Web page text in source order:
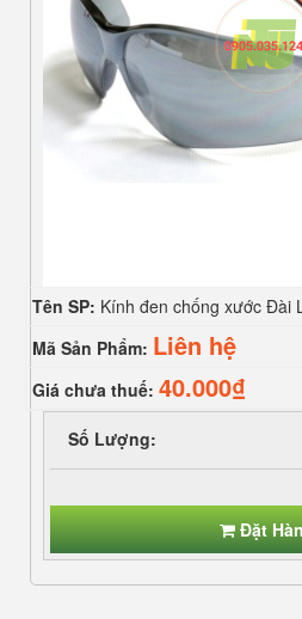
Tên SP: Kính đen chống xước Đài
Mã Sản Phẩm: Liên hệ
Giá chưa thuế: 40.000₫
Số Lượng:
Đặt